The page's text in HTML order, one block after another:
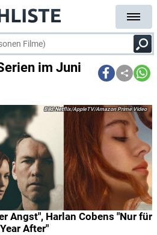
im Juni
Angst", Harlan Cobens "Nur für
After"
Netflix/AppleTV/Amazon Prime Video